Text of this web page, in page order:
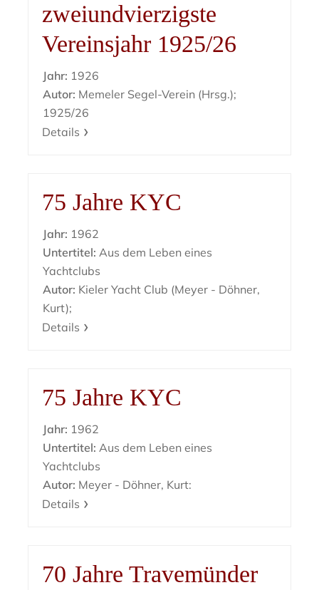
zweiundvierzigste
Vereinsjahr 1925/26
Jahr: 1926
Autor: Memeler Segel-Verein (Hrsg.);
1925/26
Details
75 Jahre KYC
Jahr: 1962
Untertitel: Aus dem Leben eines
Yachtclubs
Autor: Kieler Yacht Club (Meyer - Döhner,
Kurt);
Details
75 Jahre KYC
Jahr: 1962
Untertitel: Aus dem Leben eines
Yachtclubs
Autor: Meyer - Döhner, Kurt:
Details
70 Jahre Travemünder